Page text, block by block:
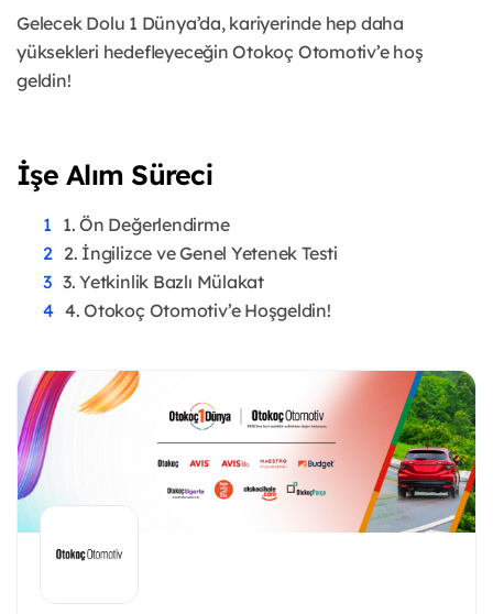
Gelecek Dolu 1 Dünya’da, kariyerinde hep daha
yüksekleri hedefleyeceğin Otokoç Otomotiv’e hoş
geldin!
İşe Alım Süreci
1. Ön Değerlendirme
2. İngilizce ve Genel Yetenek Testi
3. Yetkinlik Bazlı Mülakat
4. Otokoç Otomotiv’e Hoşgeldin!